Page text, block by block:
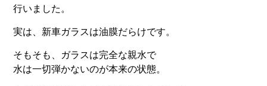
行いました。
実は、新車ガラスは油膜だらけです。
そもそも、ガラスは完全な親水で
水は一切弾かないのが本来の状態。